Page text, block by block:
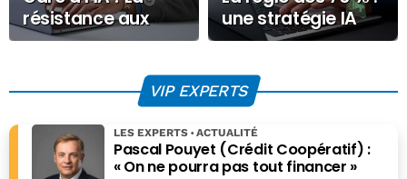
résistance aux
datacenters,
une stratégie IA
est avant tout une
VIP EXPERTS
Pascal Pouyet (Crédit Coopératif) :
« On ne pourra pas tout financer »
LES EXPERTS ACTUALITÉ